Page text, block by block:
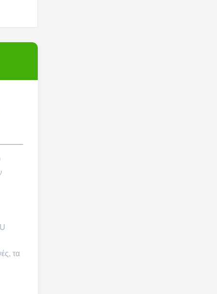
τα